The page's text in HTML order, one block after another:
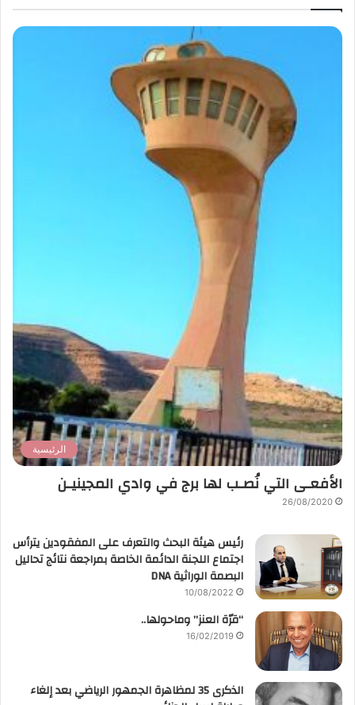
الرئيسية
الأفعـى التي نُصـب لها برج في وادي المجينيـن
26/08/2020
رئيس هيئة البحث والتعرف على المفقودين يترأس
اجتماع اللجنة الدائمة الخاصة بمراجعة نتائج تحاليل
البصمة الوراثية DNA
10/08/2022
“قرّة العنز” وماحولها..
16/02/2019
الذكرى 35 لمظاهرة الجمهور الرياضي بعد إلغاء